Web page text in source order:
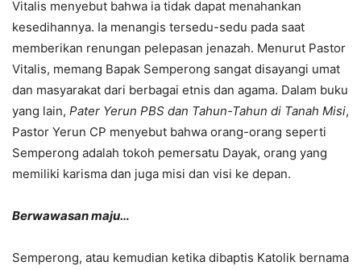
Vitalis menyebut bahwa ia tidak dapat menahankan
kesedihannya. Ia menangis tersedu-sedu pada saat
memberikan renungan pelepasan jenazah. Menurut Pastor
Vitalis, memang Bapak Semperong sangat disayangi umat
dan masyarakat dari berbagai etnis dan agama. Dalam buku
yang lain, Pater Yerun PBS dan Tahun-Tahun di Tanah Misi,
Pastor Yerun CP menyebut bahwa orang-orang seperti
Semperong adalah tokoh pemersatu Dayak, orang yang
memiliki karisma dan juga misi dan visi ke depan.
Berwawasan maju…
Semperong, atau kemudian ketika dibaptis Katolik bernama